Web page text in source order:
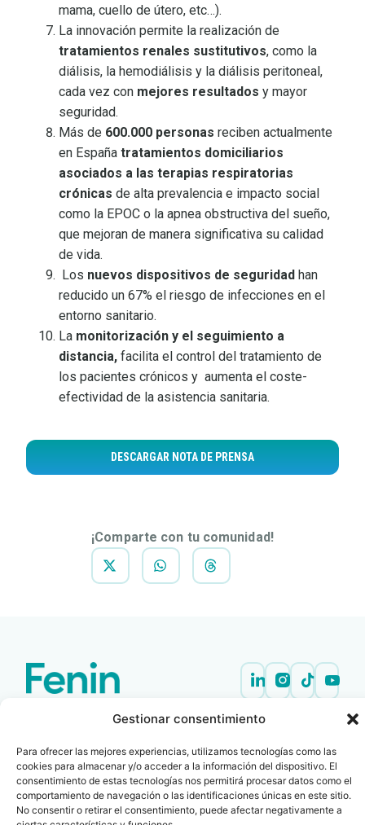
Gestionar consentimiento
Para ofrecer las mejores experiencias, utilizamos tecnologías como las
cookies para almacenar y/o acceder a la información del dispositivo. El
consentimiento de estas tecnologías nos permitirá procesar datos como el
comportamiento de navegación o las identificaciones únicas en este sitio.
No consentir o retirar el consentimiento, puede afectar negativamente a
mama, cuello de útero, etc…).
La innovación permite la realización de
tratamientos renales sustitutivos, como la
diálisis, la hemodiálisis y la diálisis peritoneal,
cada vez con mejores resultados y mayor
seguridad.
Más de 600.000 personas reciben actualmente
en España tratamientos domiciliarios
asociados a las terapias respiratorias
crónicas de alta prevalencia e impacto social
como la EPOC o la apnea obstructiva del sueño,
que mejoran de manera significativa su calidad
de vida.
Los nuevos dispositivos de seguridad han
reducido un 67% el riesgo de infecciones en el
entorno sanitario.
La monitorización y el seguimiento a
distancia, facilita el control del tratamiento de
los pacientes crónicos y aumenta el coste-
efectividad de la asistencia sanitaria.
DESCARGAR NOTA DE PRENSA
¡Comparte con tu comunidad!
info@fenin.es
C/ Villanueva, 20 - 1-
28001
915 759 800
Travesera de Gracia, 56 -
932 014 655
Copyright © 2025 FENIN |
Política
|Cookies
|Aviso
|SIIF(Canal
|Políticas